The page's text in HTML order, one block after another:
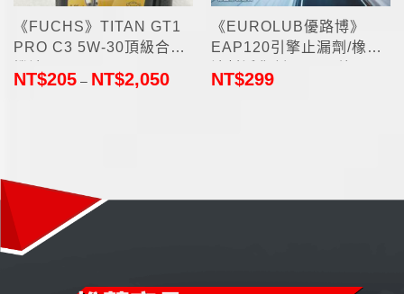
《FUCHS》TITAN GT1
PRO C3 5W-30頂級合成
機油1L
NT$205– NT$2,050
《EUROLUB優路博》
EAP120引擎止漏劑/橡膠
油封活化劑300ml(德國原
裝進口)
NT$299